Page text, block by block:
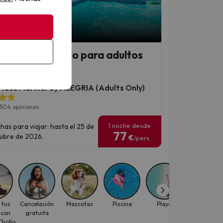
y lujo 4* solo para adultos
Mariner by ALEGRIA (Adults Only)
504 opiniones
para viajar: hasta el 25 de
de 2026.
1 noche desde
77 €/pers.
tus
Cancelación
gratuita
Mascotas Piscina Playa